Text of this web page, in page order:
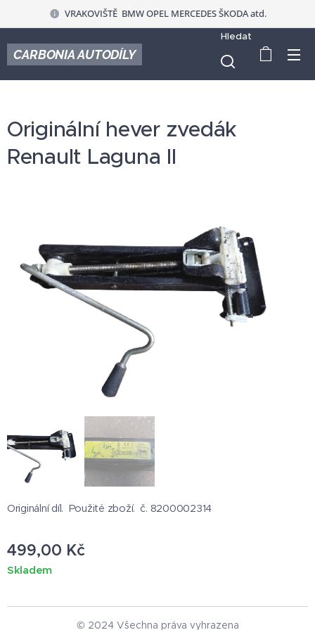
VRAKOVIŠTĚ BMW OPEL MERCEDES ŠKODA atd.
CARBONIA AUTODÍLY
Hledat
Originální hever zvedák
Renault Laguna II
Originální díl. Použité zboží. č. 8200002314
499,00 Kč
Skladem
© 2024 Všechna práva vyhrazena